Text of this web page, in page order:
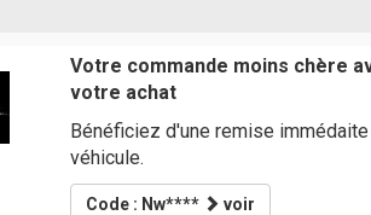
Votre commande moins chère
votre achat
Bénéficiez d'une remise
véhicule.
Code : Nw**** voir